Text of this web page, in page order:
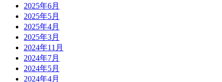
2025年6月
2025年5月
2025年4月
2025年3月
2024年11月
2024年7月
2024年5月
2024年4月